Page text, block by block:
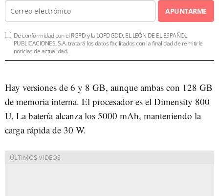
APUNTARME
De conformidad con el RGPD y la LOPDGDD, EL LEÓN DE EL ESPAÑOL
PUBLICACIONES, S.A. tratará los datos facilitados con la finalidad de remitirle
noticias de actualidad.
Hay versiones de 6 y 8 GB, aunque ambas con 128 GB
de memoria interna. El procesador es el Dimensity 800
U. La batería alcanza los 5000 mAh, manteniendo la
carga rápida de 30 W.